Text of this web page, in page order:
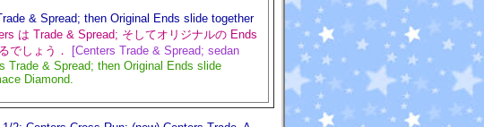
& Spread; then Original Ends slide together
は Trade & Spread; そしてオリジナルの Ends
でしょう．
[Centers Trade & Spread; sedan
Trade & Spread; then Original Ends slide
Diamond.